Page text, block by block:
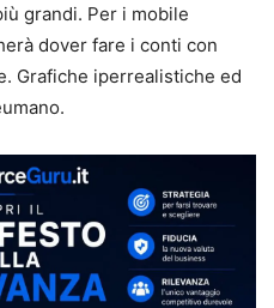
grandi. Per i mobile
dover fare i conti con
Grafiche iperrealistiche ed